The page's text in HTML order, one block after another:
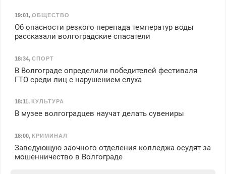
19:01, ОБЩЕСТВО
Об опасности резкого перепада температур воды
рассказали волгоградские спасатели
18:34, СПОРТ
В Волгограде определили победителей фестиваля
ГТО среди лиц с нарушением слуха
18:11 , КУЛЬТУРА
В музее волгоградцев научат делать сувениры
18:00, КРИМИНАЛ
Заведующую заочного отделения колледжа осудят за
мошенничество в Волгограде